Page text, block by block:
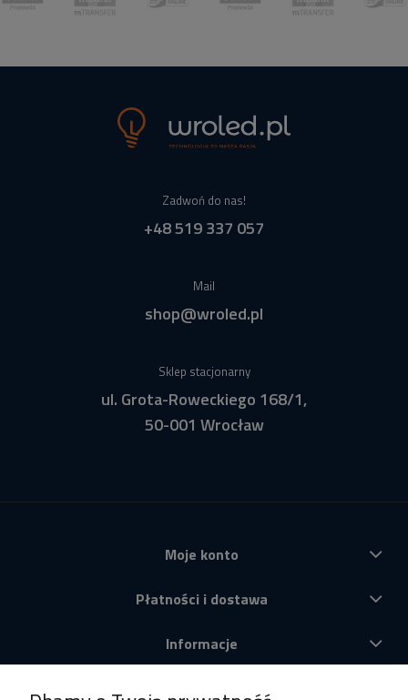
Zadwoń do nas!
+48 519 337 057
Mail
shop@wroled.pl
Sklep stacjonarny
ul. Grota-Roweckiego 168/1,
50-001 Wrocław
Moje konto
Płatności i dostawa
Informacje